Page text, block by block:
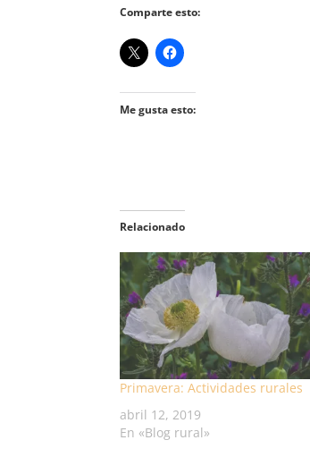
Comparte esto:
Me gusta esto:
Relacionado
Primavera: Actividades rurales
abril 12, 2019
En «Blog rural»